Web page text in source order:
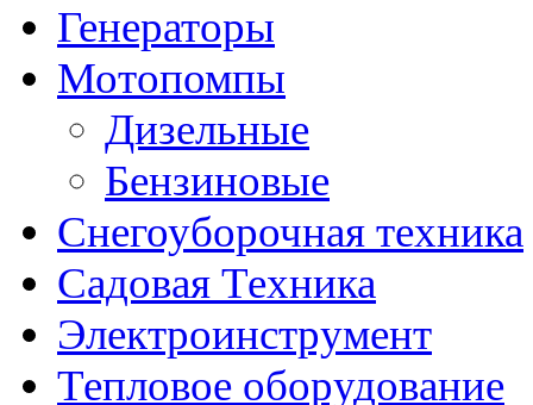
Генераторы
Мотопомпы
Дизельные
Бензиновые
Снегоуборочная техника
Садовая Техника
Электроинструмент
Тепловое оборудование